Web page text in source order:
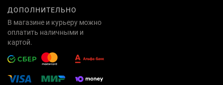
ДОПОЛНИТЕЛЬНО
В магазине и курьеру можно
оплатить наличными и
картой.